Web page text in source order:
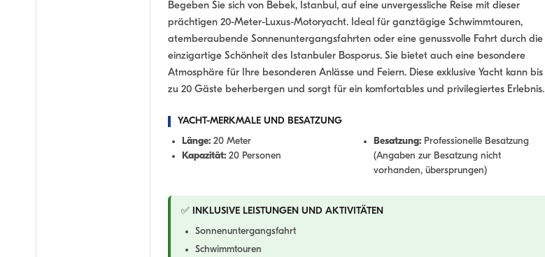
Begeben Sie sich von Bebek, Istanbul, auf eine unvergessliche Reise mit dieser
prächtigen 20-Meter-Luxus-Motoryacht. Ideal für ganztägige Schwimmtouren,
atemberaubende Sonnenuntergangsfahrten oder eine genussvolle Fahrt durch die
einzigartige Schönheit des Istanbuler Bosporus. Sie bietet auch eine besondere
Atmosphäre für Ihre besonderen Anlässe und Feiern. Diese exklusive Yacht kann bis
zu 20 Gäste beherbergen und sorgt für ein komfortables und privilegiertes Erlebnis.
YACHT-MERKMALE UND BESATZUNG
Länge: 20 Meter
Kapazität: 20 Personen
Besatzung: Professionelle Besatzung
(Angaben zur Besatzung nicht
vorhanden, übersprungen)
✅ INKLUSIVE LEISTUNGEN UND AKTIVITÄTEN
Sonnenuntergangsfahrt
Schwimmtouren